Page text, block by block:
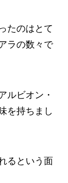
たのはとて
ラの数々で
ルビオン・
を持ちまし
るという面